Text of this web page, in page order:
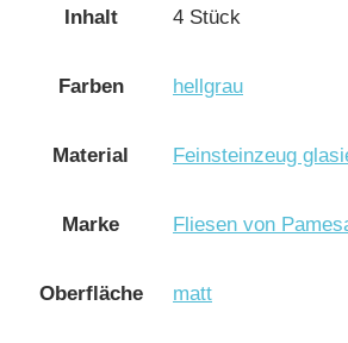
Inhalt 4 Stück
Farben hellgrau
Material Feinsteinzeug
Marke Fliesen von
Oberfläche matt